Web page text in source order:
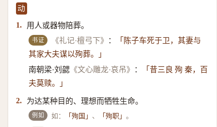
动
1.
用人或器物陪葬。
书证 《礼记·檀弓下》 ：
「陈子车死于卫，其妻与
其家大夫谋以殉葬。」
南朝梁·刘勰 《文心雕龙·哀吊》 ：
「昔三良 殉 秦，百
夫莫赎。」
2. 为达某种目的、理想而牺牲生命。
例如 如： 「殉国」 、 「殉职」。